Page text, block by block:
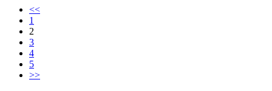
<<
1
2
3
4
5
>>